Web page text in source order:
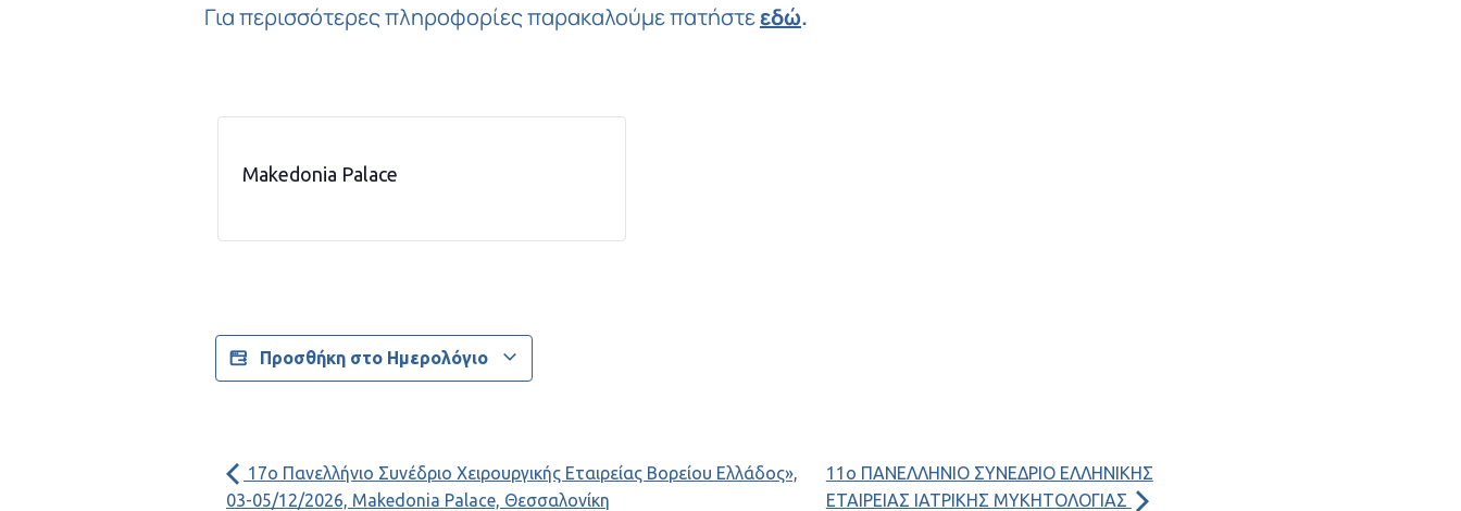
Για περισσότερες πληροφορίες παρακαλούμε πατήστεεδώ.
Makedonia Palace
Προσθήκη στο Ημερολόγιο
17ο Πανελλήνιο Συνέδριο Χειρουργικής Εταιρείας Βορείου Ελλάδος»,
03-05/12/2026, Makedonia Palace, Θεσσαλονίκη
11ο ΠΑΝΕΛΛΗΝΙΟ ΣΥΝΕΔΡΙΟ ΕΛΛΗΝΙΚΗΣ
ΕΤΑΙΡΕΙΑΣ ΙΑΤΡΙΚΗΣ ΜΥΚΗΤΟΛΟΓΙΑΣ